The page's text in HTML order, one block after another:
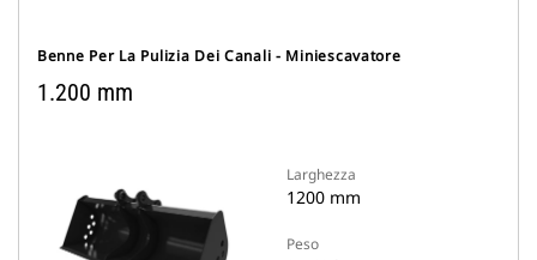
Benne Per La Pulizia Dei Canali - Miniescavatore
1.200 mm
Larghezza
1200 mm
Peso